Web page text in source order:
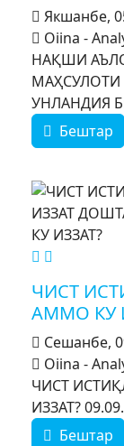
Якшанбе,
Oiina -
НАҚШИ
УНЛАНДИЯ
Бештар
ЧИСТ
АММО КУ
Сешанбе,
Oiina -
ЧИСТ
ИЗЗАТ?
Бештар